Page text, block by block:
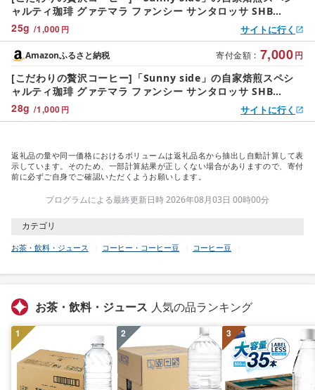
25g /1,000 円
ャルティ珈琲 グァテマラ ファンシー サンタロッサ SHB
(100g) (豆のまま) コーヒー
サイトに行く
寄付金額 : 7,000円
28g /1,000 円
Amazonふるさと納税
[こだわりの贅沢コーヒー]「Sunny side」の自家焙煎スペシ
ャルティ珈琲 グァテマラ ファンシー サンタロッサ SHB
(200g) (豆のまま) コーヒー
サイトに行く
返礼品の量や同一価格におけるボリュームは返礼品名から抽出し自動計算して表
示しています。そのため、一部計算結果が正しくない場合がありますので、寄付
前に必ずご自身でご確認いただくようお願いします。
プログラムによる最終更新日時 2026年08月03日 00時00分
カテゴリ
お茶・飲料・ジュース コーヒー・コーヒー豆 コーヒー豆
お茶・飲料・ジュース 人気の品ランキング
1 2 3